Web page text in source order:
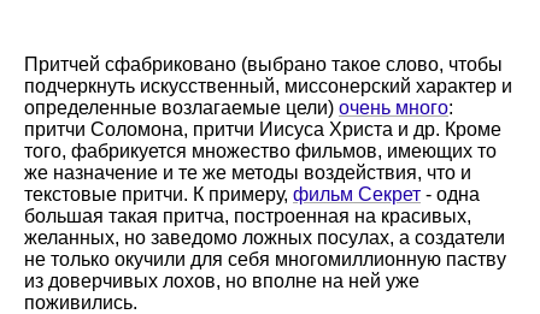
Притчей сфабриковано (выбрано такое слово, чтобы
подчеркнуть искусственный, миссонерский характер и
определенные возлагаемые цели) очень много:
притчи Соломона, притчи Иисуса Христа и др. Кроме
того, фабрикуется множество фильмов, имеющих то
же назначение и те же методы воздействия, что и
текстовые притчи. К примеру, фильм Секрет - одна
большая такая притча, построенная на красивых,
желанных, но заведомо ложных посулах, а создатели
не только окучили для себя многомиллионную паству
из доверчивых лохов, но вполне на ней уже
поживились.